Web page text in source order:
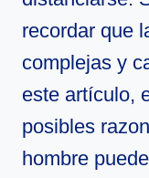
recordar que
complejas y
este artículo,
posibles
hombre